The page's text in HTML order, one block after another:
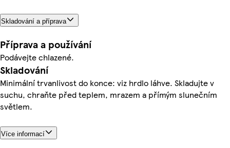
Skladování a příprava
Příprava a používání
Podávejte chlazené.
Skladování
Minimální trvanlivost do konce: viz hrdlo láhve. Skladujte v
suchu, chraňte před teplem, mrazem a přímým slunečním
světlem.
Více informací